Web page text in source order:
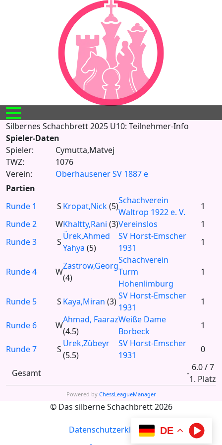
Mobile Menu Toggle
DE
Silbernes Schachbrett 2025 U10: Teilnehmer-Info
Spieler-Daten
Spieler:
Cymutta,Matvej
TWZ:
1076
Verein:
Oberhausener SV 1887 e
Partien
Runde 1
S Kropat,Nick(5)
Schachverein
Waltrop 1922 e. V.
1
Runde 2
WKhaltty,Rani (3)Vereinslos
1
Runde 3
S
Ürek,Ahmed
Yahya (5)
SV Horst-Emscher
1931
1
Runde 4 W
Zastrow,Georg
(4)
Schachverein
Turm
Hohenlimburg
1
Runde 5 S Kaya,Miran (3)
SV Horst-Emscher
1931
1
Runde 6 W
Ahmad, Faaraz
(4.5)
Weiße Dame
Borbeck
1
Runde 7 S
Ürek,Zübeyr
(5.5)
SV Horst-Emscher
1931
0
Gesamt -
6.0 / 7
1. Platz
Powered by ChessLeagueManager
© Das silberne Schachbrett 2026
Datenschutzerklärung